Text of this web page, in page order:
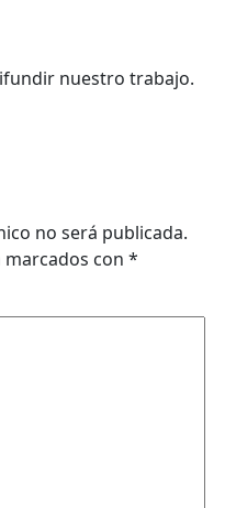
nuestro trabajo.
no será publicada.
con *